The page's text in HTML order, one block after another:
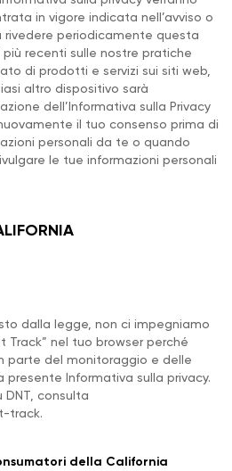
in vigore indicata nell’avviso o
rivedere periodicamente questa
recenti sulle nostre pratiche
di prodotti e servizi sui siti web,
altro dispositivo sarà
dell’Informativa sulla Privacy
il tuo consenso prima di
personali da te o quando
le tue informazioni personali
dalla legge, non ci impegniamo
Track” nel tuo browser perché
parte del monitoraggio e delle
presente Informativa sulla privacy.
DNT, consulta
track.
della California